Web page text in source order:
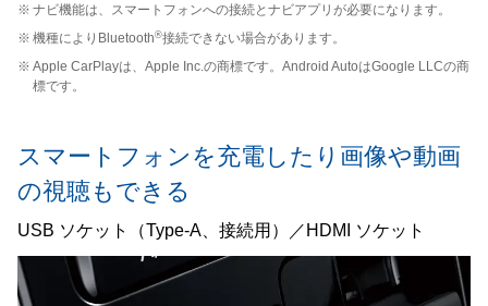
※ ナビ機能は、スマートフォンへの接続とナビアプリが必要になります。
※ 機種によりBluetooth®接続できない場合があります。
※ Apple CarPlayは、Apple Inc.の商標です。Android AutoはGoogle LLCの商
標です。
スマートフォンを充電したり画像や動画
の視聴もできる
USB ソケット（Type-A、接続用）／HDMI ソケット